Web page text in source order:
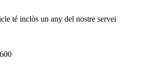
té inclòs un any del nostre servei